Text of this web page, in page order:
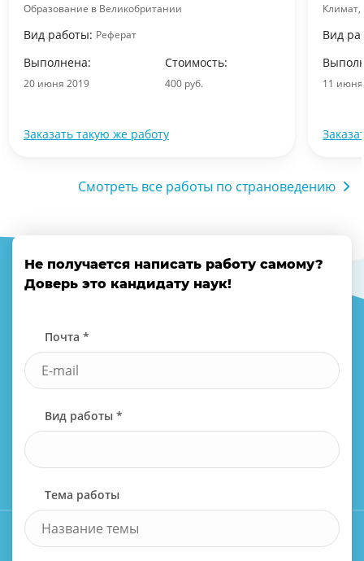
Образование в Великобритании
Вид работы: Реферат
Выполнена:
20 июня 2019
Стоимость:
400 руб.
Заказать такую же работу
Вид
11
Смотреть все работы по страноведению
Не получается написать работу самому?
Доверь это кандидату наук!
Почта *
Вид работы *
Тема работы